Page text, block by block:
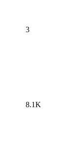
3
8.1K